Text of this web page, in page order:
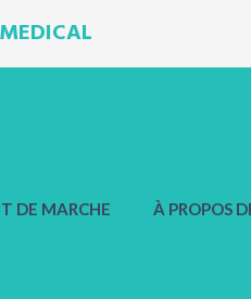
DE MARCHE À PROPOS